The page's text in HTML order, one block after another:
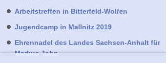
Arbeitstreffen in Bitterfeld-Wolfen
Jugendcamp in Mallnitz 2019
Ehrennadel des Landes Sachsen-Anhalt für
Markus John